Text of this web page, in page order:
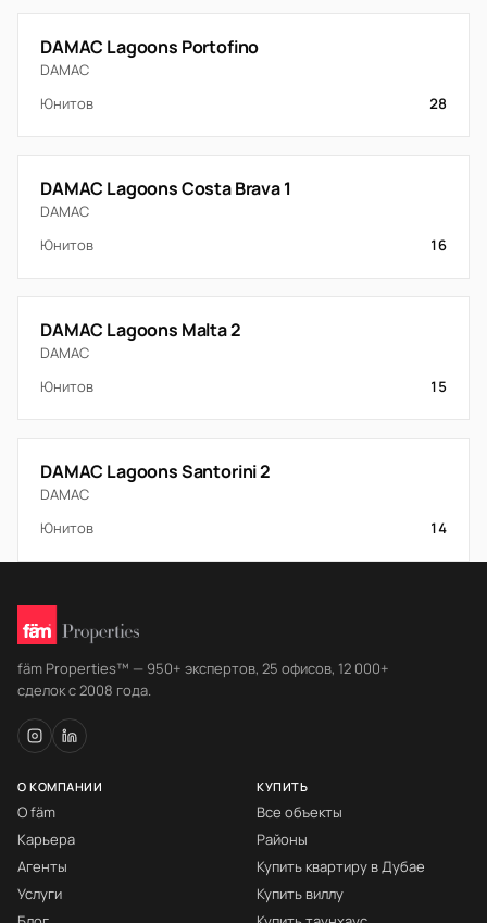
DAMAC Lagoons Portofino
DAMAC
Юнитов
28
DAMAC Lagoons Costa Brava 1
DAMAC
Юнитов
16
DAMAC Lagoons Malta 2
DAMAC
Юнитов
15
DAMAC Lagoons Santorini 2
DAMAC
Юнитов
14
fäm Properties™ — 950+ экспертов, 25 офисов, 12 000+
сделок с 2008 года.
О КОМПАНИИ
О fäm
Карьера
Агенты
Услуги
КУПИТЬ
Все объекты
Районы
Купить квартиру в Дубае
Купить виллу